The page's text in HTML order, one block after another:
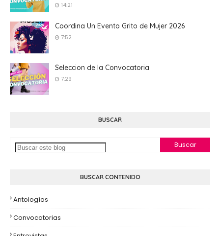
14:21
Coordina Un Evento Grito de Mujer 2026
7:52
Seleccion de la Convocatoria
7:29
BUSCAR
BUSCAR CONTENIDO
Antologías
Convocatorias